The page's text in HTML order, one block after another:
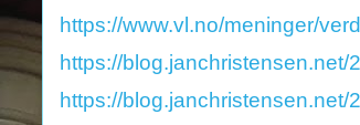
https://www.vl.no/meninger/
https://blog.janchristensen.net/
https://blog.janchristensen.net/